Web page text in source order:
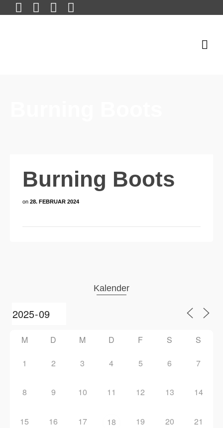
Burning Boots
on 28. FEBRUAR 2024
Kalender
M D M D F S S
1 2 3 4 5 6 7
8 9 10 11 12 13 14
15 16 17 18 19 20 21